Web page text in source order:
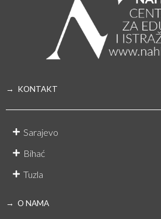
→ KONTAKT
Sarajevo
Bihać
Tuzla
→ O NAMA